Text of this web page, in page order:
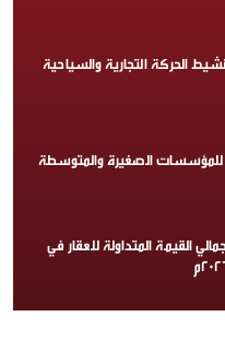
الحركة التجارية والسياحية
للمؤسسات الصغيرة والمتوسطة
إجمالي القيمة المتداولة للعقار في